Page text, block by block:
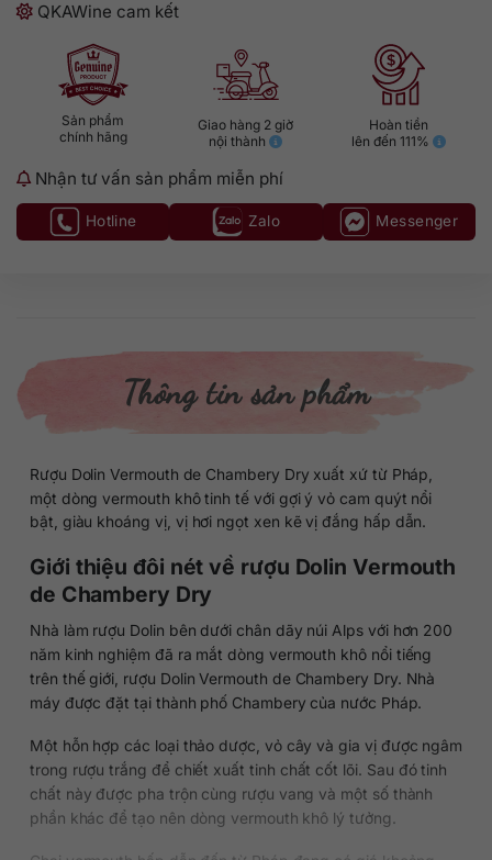
QKAWine cam kết
Sản phẩm
chính hãng
Giao hàng 2 giờ
nội thành
Hoàn tiền
lên đến 111%
Nhận tư vấn sản phẩm miễn phí
Hotline Zalo Messenger
Thông tin sản phẩm
Rượu Dolin Vermouth de Chambery Dry xuất xứ từ Pháp,
một dòng vermouth khô tinh tế với gợi ý vỏ cam quýt nổi
bật, giàu khoáng vị, vị hơi ngọt xen kẽ vị đắng hấp dẫn.
Giới thiệu đôi nét về rượu Dolin Vermouth
de Chambery Dry
Nhà làm rượu Dolin bên dưới chân dãy núi Alps với hơn 200
năm kinh nghiệm đã ra mắt dòng vermouth khô nổi tiếng
trên thế giới, rượu Dolin Vermouth de Chambery Dry. Nhà
máy được đặt tại thành phố Chambery của nước Pháp.
Một hỗn hợp các loại thảo dược, vỏ cây và gia vị được ngâm
trong rượu trắng để chiết xuất tinh chất cốt lõi. Sau đó tinh
chất này được pha trộn cùng rượu vang và một số thành
phần khác để tạo nên dòng vermouth khô lý tưởng.